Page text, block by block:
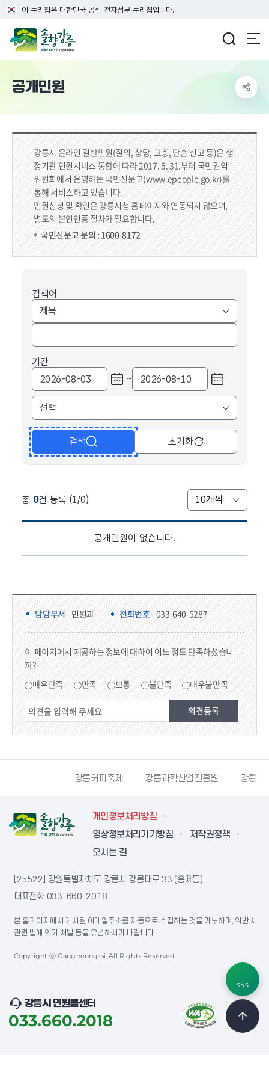
이 누리집은 대한민국 공식 전자정부 누리집입니다.
공개민원
강릉시 온라인 일반민원(질의, 상담, 고충, 단순 신고 등)은 행
정기관 민원서비스 통합에 따라 2017. 5. 31.부터 국민권익
위원회에서 운영하는 국민신문고(www.epeople.go.kr)를
통해 서비스하고 있습니다.
민원신청 및 확인은 강릉시청 홈페이지와 연동되지 않으며,
별도의 본인인증 절차가 필요합니다.
국민신문고 문의 : 1600-8172
담당부서 정보 & 컨텐츠 만족도 조사
담당부서 민원과 전화번호 033-640-5287
이 페이지에서 제공하는 정보에 대하여 어느 정도 만족하셨습니
까?
매우만족 만족 보통 불만족 매우불만족
강릉커피축제 강릉과학산업진흥원 강릉문
개인정보처리방침
영상정보처리기기방침
저작권정책
오시는 길
[25522] 강원특별자치도 강릉시 강릉대로 33 (홍제동)
대표전화 033-660-2018
본 홈페이지에서 게시된 이메일주소를 자동으로 수집하는 것을 거부하며, 위반 시
관련 법에 의거 처벌 등을 유념하시기 바랍니다.
Copyright ⓒ Gangneung-si. All Rights Reserved.
강릉시 민원콜센터
033.660.2018
SNS